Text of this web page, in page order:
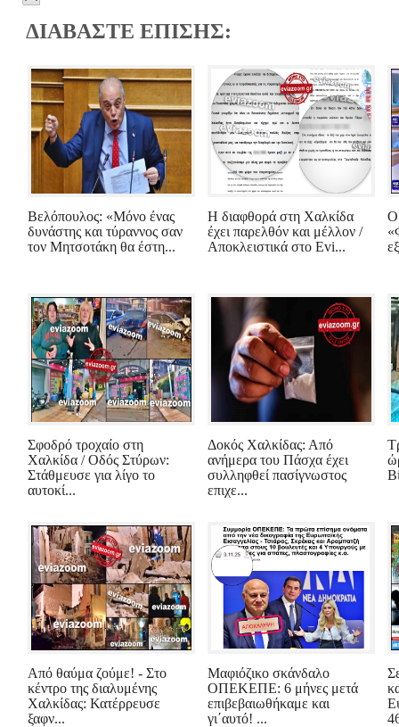
ΔΙΑΒΑΣΤΕ ΕΠΙΣΗΣ:
Βελόπουλος: «Μόνο ένας
δυνάστης και τύραννος σαν
τον Μητσοτάκη θα έστη...
Η διαφθορά στη Χαλκίδα
έχει παρελθόν και μέλλον /
Αποκλειστικά στο Evi...
Ο
Σφοδρό τροχαίο στη
Χαλκίδα / Οδός Στύρων:
Στάθμευσε για λίγο το
αυτοκί...
Δοκός Χαλκίδας: Από
ανήμερα του Πάσχα έχει
συλληφθεί πασίγνωστος
επιχε...
Από θαύμα ζούμε! - Στο
κέντρο της διαλυμένης
Χαλκίδας: Κατέρρευσε
ξαφν...
Μαφιόζικο σκάνδαλο
ΟΠΕΚΕΠΕ: 6 μήνες μετά
επιβεβαιωθήκαμε και
γι΄αυτό! ...